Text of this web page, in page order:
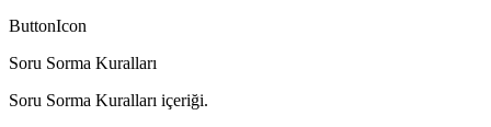
ButtonIcon
Soru Sorma Kuralları
Soru Sorma Kuralları içeriği.